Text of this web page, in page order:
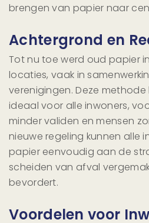
brengen van papier naar
Achtergrond en
Tot nu toe werd oud papier
locaties, vaak in
verenigingen. Deze
ideaal voor alle inwoners,
minder validen en mensen
nieuwe regeling kunnen alle
papier eenvoudig aan de
scheiden van afval
bevordert.
Voordelen voor